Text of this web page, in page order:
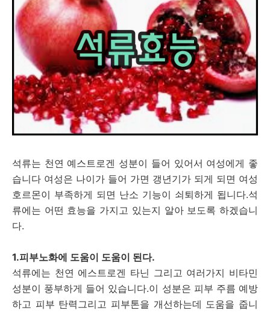
석류는 천연 예스트로겐 성분이 들어 있어서 여성에게 좋
습니다 여성은 나이가 들어 가면 갱년기가 되게 되면 여성
호르몬이 부족하게 되면 난소 기능이 쇠퇴하게 됩니다.석
류에는 어떤 효능을 가지고 있는지 알아 보도록 하겠습니
다.
1.피부노화에 도움이 도움이 된다.
석류에는 천연 에스트로겐 타닌 그리고 여러가지 비타민
성분이 풍부하게 들어 있습니다.이 성분은 피부 주름 예방
하고 피부 탄력그리고 피부톤을 개선하는데 도움을 줍니